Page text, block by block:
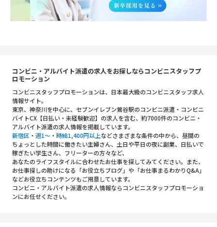
コンビニ・アルバイト派遣の求人をお探しならコンビニスタッフプ
ロモーション
コンビニスタッフプロモーションは、日本最大級のコンビニスタッフ求人
情報サイト。
東京、神奈川を中心に、セブンイレブン鶯谷駅のコンビニ派遣・コンビニ
バイトCX【日払い・未経験歓迎】の求人を含む、約7000件のコンビニ・
アルバイト派遣の求人情報を掲載しています。
新宿区 ・ 週1～ ・ 時給1,400円以上などさまざまな条件の中から、昼間の
ちょっとした時間に働きたい主婦さん、土日や平日の夜に副業、日払いで
稼ぎたい学生さん、フリーターの方々など、
あなたのライフスタイルに合わせたお仕事を探してみてください。また、
お仕事探しの助けになる「お役立ちブログ」や「お仕事まるわかりQ&A」
などお役立ちコンテンツもご用意しています。
コンビニ・アルバイト派遣の求人情報ならコンビニスタッフプロモーショ
ンにお任せください。